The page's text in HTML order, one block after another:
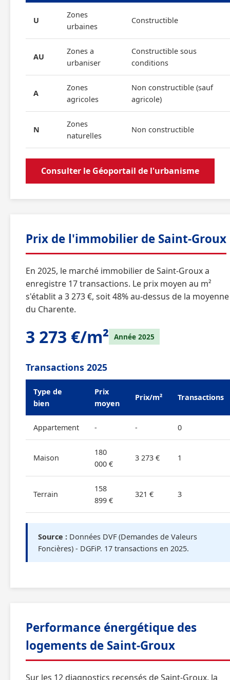
U
Zones
urbaines
Constructible
AU
Zones a
urbaniser
Constructible sous
conditions
A
Zones
agricoles
Non constructible (sauf
agricole)
N
Zones
naturelles
Non constructible
Consulter le Géoportail de l'urbanisme
Prix de l'immobilier de Saint-Groux
En 2025, le marché immobilier de Saint-Groux a
enregistre 17 transactions. Le prix moyen au m²
s'établit a 3 273 €, soit 48% au-dessus de la moyenne
du Charente.
3 273 €/m² Année 2025
Transactions 2025
Type de
bien
Prix
moyen
Prix/m² Transactions
Appartement - - 0
Maison
180
000 €
3 273 € 1
Terrain
158
899 €
321 € 3
Source : Données DVF (Demandes de Valeurs
Foncières) - DGFiP. 17 transactions en 2025.
Performance énergétique des
logements de Saint-Groux
Sur les 12 diagnostics recensés de Saint-Groux, la